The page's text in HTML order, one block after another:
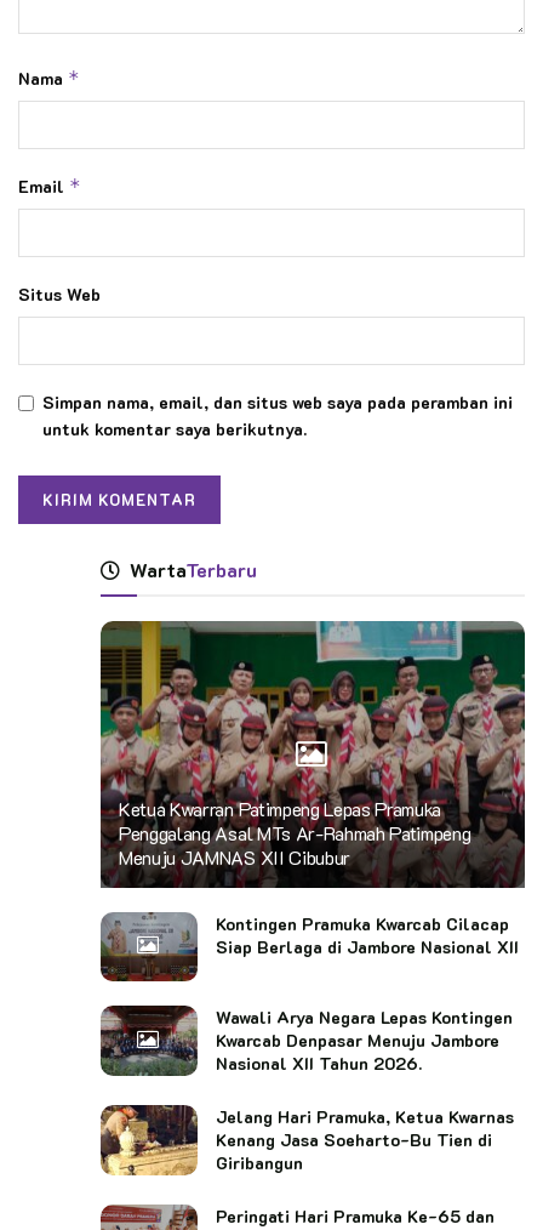
Nama *
Email *
Situs Web
Simpan nama, email, dan situs web saya pada peramban ini
untuk komentar saya berikutnya.
WartaTerbaru
Ketua Kwarran Patimpeng Lepas Pramuka
Penggalang Asal MTs Ar-Rahmah Patimpeng
Menuju JAMNAS XII Cibubur
Kontingen Pramuka Kwarcab Cilacap
Siap Berlaga di Jambore Nasional XII
Wawali Arya Negara Lepas Kontingen
Kwarcab Denpasar Menuju Jambore
Nasional XII Tahun 2026.
Jelang Hari Pramuka, Ketua Kwarnas
Kenang Jasa Soeharto-Bu Tien di
Giribangun
Peringati Hari Pramuka Ke-65 dan